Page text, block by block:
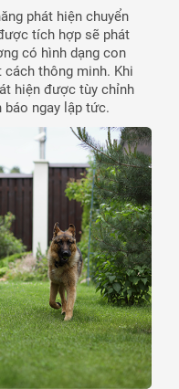
phát hiện chuyển
tích hợp sẽ phát
có hình dạng con
thông minh. Khi
hiện được tùy chỉnh
báo ngay lập tức.